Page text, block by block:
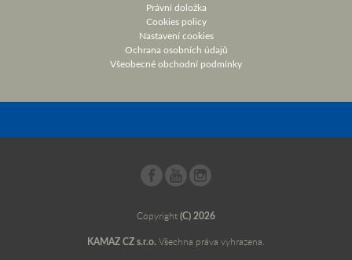
Právní doložka
Cookies policy
Nastavení cookies
Ochrana osobních údajů
Všeobecné obchodní podmínky
Copyright(C) 2026
KAMAZ CZ s.r.o. Všechna práva vyhrazena.